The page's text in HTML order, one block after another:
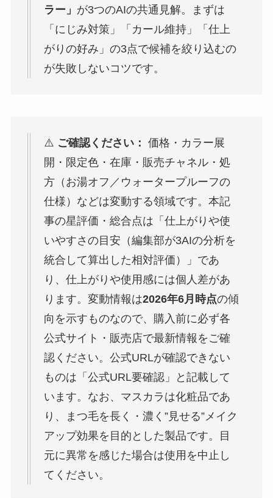
ラー」 が3つのAIの共通見解。まずは
「にじみ対策」「カール維持」「仕上
がりの好み」の3点で候補を絞り込むの
が失敗しないコツです。
⚠️ ご確認ください： 価格・カラー展
開・限定色・在庫・販売チャネル・処
方（お湯オフ／ウォータープルーフの
仕様）などは変動する領域です。本記
事の星評価・総合点は「仕上がりや使
いやすさの目安（編集部が3AIの分析を
統合して算出した相対評価）」であ
り、仕上がりや使用感には個人差があ
ります。変動情報は2026年6月時点の傾
向を示すものなので、購入前に必ず各
公式サイト・販売店で最新情報をご確
認ください。公式URLが確認できない
ものは「公式URL要確認」と記載して
います。なお、マスカラは化粧品であ
り、まつ毛を長く・濃く”見せる”メイク
アップ効果を目的とした製品です。目
元に異常を感じた場合は使用を中止し
てください。